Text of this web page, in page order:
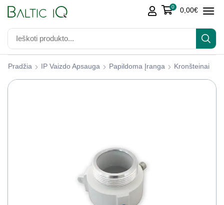
0 0,00€
Pradžia IP Vaizdo Apsauga Papildoma Įranga Kronšteinai